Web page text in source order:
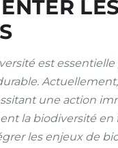
est
une action
la biodiversité
les enjeux de